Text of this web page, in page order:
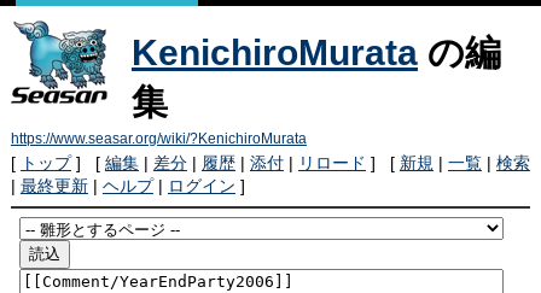
KenichiroMurataの編
集
https://www.seasar.org/wiki/?KenichiroMurata
[ トップ] [ 編集| 差分| 履歴| 添付| リロード ] [ 新規 | 一覧| 検索
| 最終更新| ヘルプ| ログイン ]